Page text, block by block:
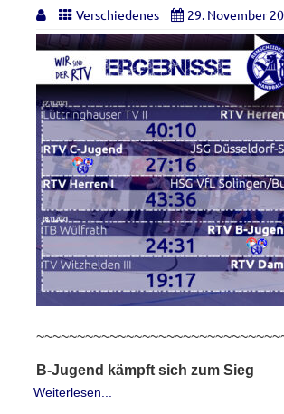
Verschiedenes 29. November
B-Jugend kämpft sich zum Sieg
Weiterlesen...